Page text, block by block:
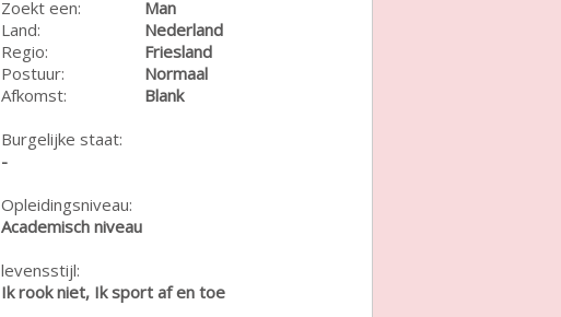
Zoekt een:
Man
Land:
Nederland
Regio:
Friesland
Postuur:
Normaal
Afkomst:
Blank
Burgelijke staat:
-
Opleidingsniveau:
Academisch niveau
levensstijl:
Ik rook niet, Ik sport af en toe